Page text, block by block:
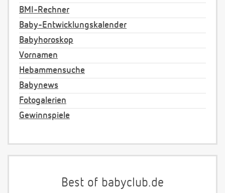
BMI-Rechner
Baby-Entwicklungskalender
Babyhoroskop
Vornamen
Hebammensuche
Babynews
Fotogalerien
Gewinnspiele
Best of babyclub.de